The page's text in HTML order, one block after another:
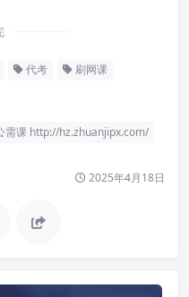
代考 刷网课
需课 http://hz.zhuanjipx.com/
2025年4月18日